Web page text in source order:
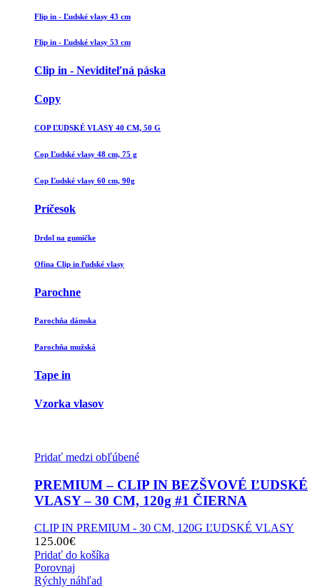
Flip in - Ľudské vlasy 43 cm
Flip in - Ľudské vlasy 53 cm
Clip in - Neviditeľná páska
Copy
COP ĽUDSKÉ VLASY 40 CM, 50 G
Cop Ľudské vlasy 48 cm, 75 g
Cop Ľudské vlasy 60 cm, 90g
Príčesok
Drdol na gumičke
Ofina Clip in ľudské vlasy
Parochne
Parochňa dámska
Parochňa mužská
Tape in
Vzorka vlasov
Pridať medzi obľúbené
PREMIUM – CLIP IN BEZŠVOVÉ ĽUDSKÉ
VLASY – 30 CM, 120g #1 ČIERNA
CLIP IN PREMIUM - 30 CM, 120G ĽUDSKÉ VLASY
125.00€
Pridať do košíka
Porovnaj
Rýchly náhľad